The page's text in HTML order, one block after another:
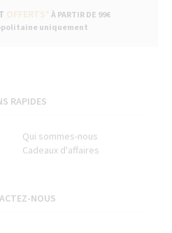
OFFERTS* À PARTIR DE 99€
uniquement
RAPIDES
Qui sommes-nous
Cadeaux d'affaires
NOUS